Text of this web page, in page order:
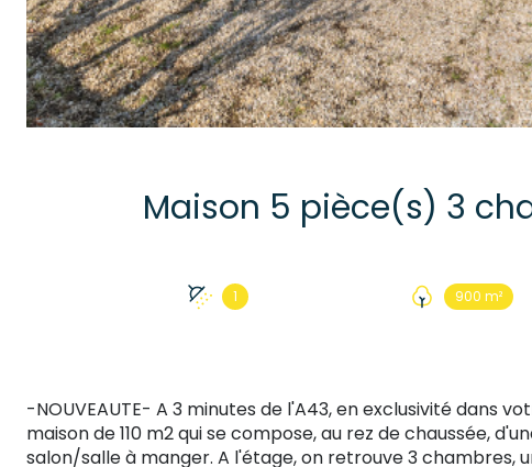
1 900 m²
-NOUVEAUTE- A 3 minutes de l'A43, en exclusivité dans
maison de 110 m2 qui se compose, au rez de chaussée,
salon/salle à manger. A l'étage, on retrouve 3 chambres,